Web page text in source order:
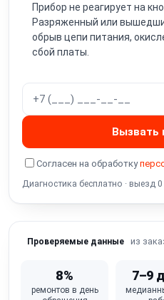
Заклинило кольцо
Не регулируется
Повреждение объектива
Не работает Wi-Fi /
Не работает встроенный
Сломана кнопка / крышка
Прибор не реагирует на
Разряженный или
обрыв цепи питания,
сбой платы.
Вызвать
Согласен на обработку
Диагностика бесплатно · выезд
Проверяемые данные из
8%
ремонтов в день
7–9